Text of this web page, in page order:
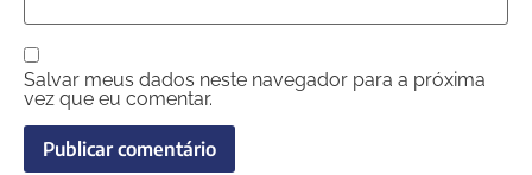
Salvar meus dados neste navegador para a próxima
vez que eu comentar.